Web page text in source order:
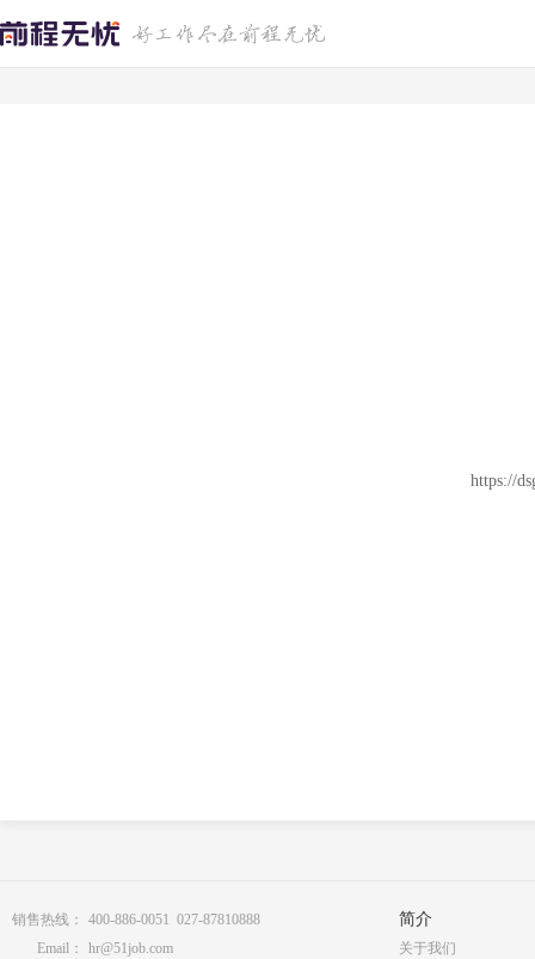
https://
销售热线：
400-886-0051 027-87810888
Email：
hr@51job.com
简介
关于我们